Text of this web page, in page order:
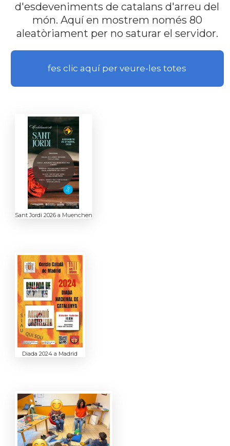
d'esdeveniments de catalans d'arreu del
món. Aquí en mostrem només 80
aleatòriament per no saturar el servidor.
fes clic aquí per veure-les totes
Sant Jordi 2026 a Muenchen
Diada 2024 a Madrid